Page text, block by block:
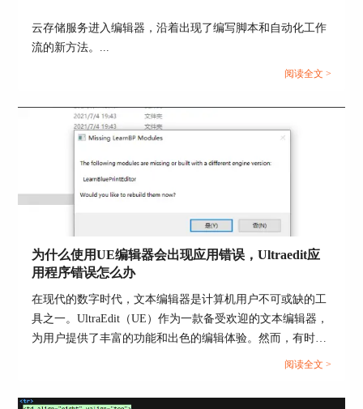
1、UltraEdit作为一款超级强大的文本编辑器，它的
界面直观，功能丰富，查找和处理ASCII码变得超
件。这意味着你可以轻松地查看和编辑那些二进制
数据，不需要另外找其他工具。简直就是一个全能
3、UltraEdit还提供了超强大的搜索和替换功能，让
你可以快速定位和修改ASCII码。对于那些需要处
理数据或者搞编程的专业人士来说，UE编辑器简
直就是一个超级利器，能够大幅提高工作效率。
总之，ASCII码作为字符编码的标准，在计算机领
域扮演着重要的角色。而
器，为用户提供了方便查找和编辑ASCII码的功
能，让处理文本数据变得更高效、更方便。就像是
给你一把超级魔法棒，让你的工作事半功倍！
云存储服务进入编辑器，沿着出现了编写脚本和自动化工作
流的新方法。...
阅读全文 >
为什么使用UE编辑器会出现应用错误，Ultraedit应
用程序错误怎么办
在现代的数字时代，文本编辑器是计算机用户不可或缺的工
具之一。UltraEdit（UE）作为一款备受欢迎的文本编辑器，
为用户提供了丰富的功能和出色的编辑体验。然而，有时用
户可能会遇到应用程序错误的问题，这不仅影响了工作效
会出现应用错误，Ultraedit应用程序错误怎么办。同时，我
阅读全文 >